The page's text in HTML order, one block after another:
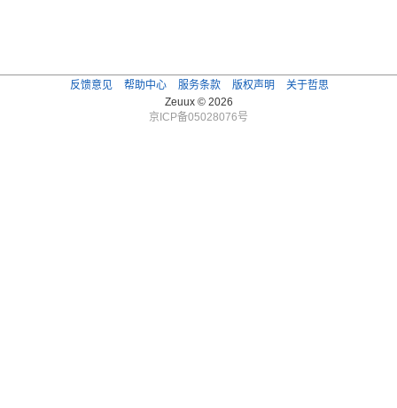
反馈意见 帮助中心 服务条款 版权声明
关于哲思
Zeuux © 2026
京ICP备05028076号